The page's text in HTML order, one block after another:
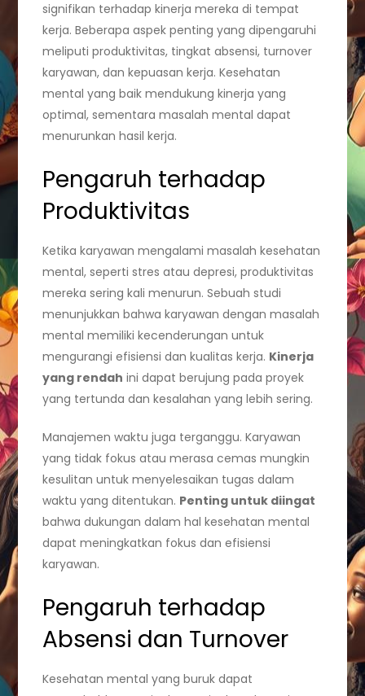
signifikan terhadap kinerja mereka di tempat
kerja. Beberapa aspek penting yang dipengaruhi
meliputi produktivitas, tingkat absensi, turnover
karyawan, dan kepuasan kerja. Kesehatan
mental yang baik mendukung kinerja yang
optimal, sementara masalah mental dapat
menurunkan hasil kerja.
Pengaruh terhadap
Produktivitas
Ketika karyawan mengalami masalah kesehatan
mental, seperti stres atau depresi, produktivitas
mereka sering kali menurun. Sebuah studi
menunjukkan bahwa karyawan dengan masalah
mental memiliki kecenderungan untuk
mengurangi efisiensi dan kualitas kerja. Kinerja
yang rendah ini dapat berujung pada proyek
yang tertunda dan kesalahan yang lebih sering.
Manajemen waktu juga terganggu. Karyawan
yang tidak fokus atau merasa cemas mungkin
kesulitan untuk menyelesaikan tugas dalam
waktu yang ditentukan. Penting untuk diingat
bahwa dukungan dalam hal kesehatan mental
dapat meningkatkan fokus dan efisiensi
karyawan.
Pengaruh terhadap
Absensi dan Turnover
Kesehatan mental yang buruk dapat